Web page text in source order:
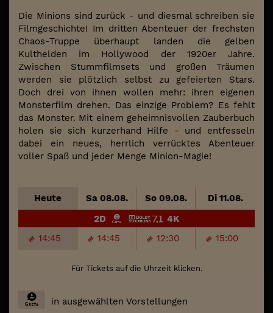
Die Minions sind zurück - und diesmal schreiben sie
Filmgeschichte! Im dritten Abenteuer der frechsten
Chaos-Truppe überhaupt landen die gelben
Kulthelden im Hollywood der 1920er Jahre.
Zwischen Stummfilmsets und großen Träumen
werden sie plötzlich selbst zu gefeierten Stars.
Doch drei von ihnen wollen mehr: ihren eigenen
Monsterfilm drehen. Das einzige Problem? Es fehlt
das Monster. Mit einem geheimnisvollen Zauberbuch
holen sie sich kurzerhand Hilfe - und entfesseln
dabei ein neues, herrlich verrücktes Abenteuer
voller Spaß und jeder Menge Minion-Magie!
Heute Sa 08.08. So 09.08. Di 11.08.
14:45 14:45 12:30 15:00
2D 4K
Für Tickets auf die Uhrzeit klicken.
in ausgewählten Vorstellungen